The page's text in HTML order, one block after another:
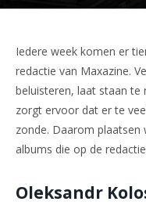
Iedere week komen er
redactie van Maxazine.
beluisteren, laat staan te
zorgt ervoor dat er te
zonde. Daarom plaatsen
albums die op de
Oleksandr